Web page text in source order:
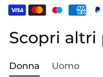
Aggiungere
un
al
Scopri
Donna Uomo